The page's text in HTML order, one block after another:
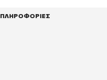
ΠΛΗΡΟΦΟΡΙΕΣ